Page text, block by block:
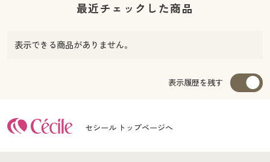
最近チェックした商品
表示できる商品がありません。
表示履歴を残す
セシール トップページへ